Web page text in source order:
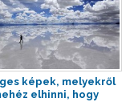
képek, melyekről
elhinni, hogy